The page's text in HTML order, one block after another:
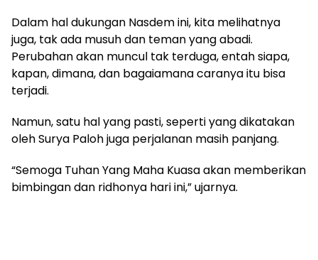
Dalam hal dukungan Nasdem ini, kita melihatnya
juga, tak ada musuh dan teman yang abadi.
Perubahan akan muncul tak terduga, entah siapa,
kapan, dimana, dan bagaiamana caranya itu bisa
terjadi.
Namun, satu hal yang pasti, seperti yang dikatakan
oleh Surya Paloh juga perjalanan masih panjang.
“Semoga Tuhan Yang Maha Kuasa akan memberikan
bimbingan dan ridhonya hari ini,” ujarnya.